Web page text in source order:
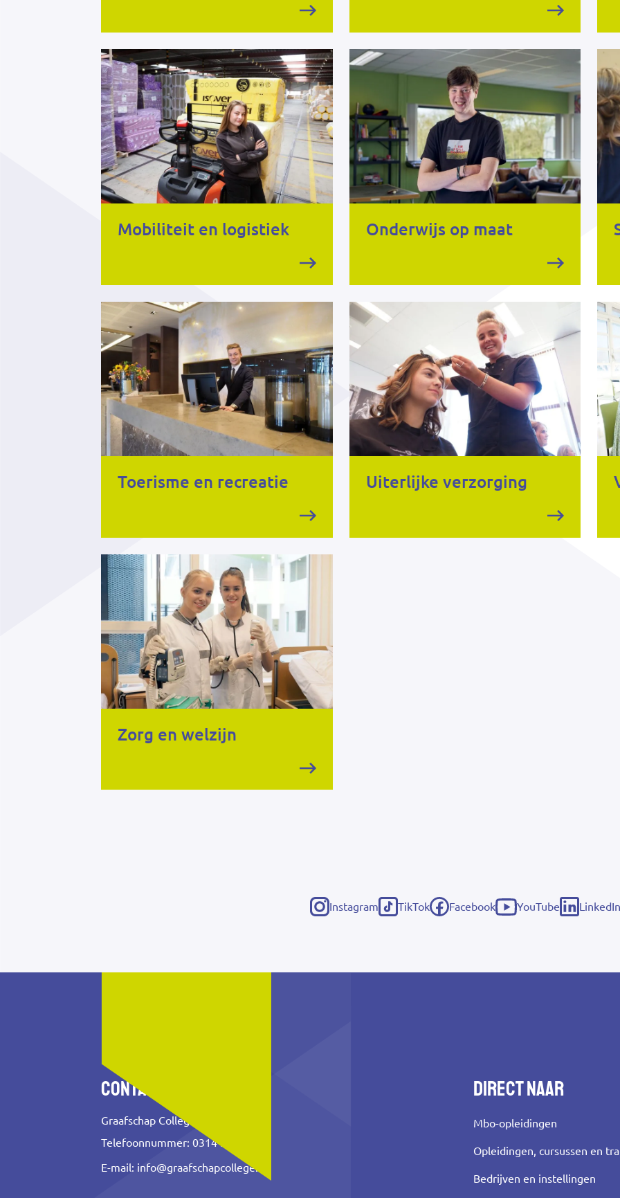
Mobiliteit en logistiek Onderwijs op maat
Toerisme en recreatie Uiterlijke verzorging
Zorg en welzijn
Instagram
(externe
TikTok
(externe
Facebook
(externe
YouTube
(externe
LinkedIn
(externe
Contact
Graafschap College
Telefoonnummer: 0314 353 500
E-mail: info@graafschapcollege.nl
Direct naar
Mbo-opleidingen
Opleidingen, cursussen en
Bedrijven en instellingen